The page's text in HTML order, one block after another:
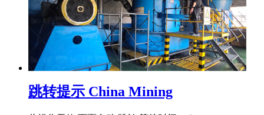
跳转提示 China Mining